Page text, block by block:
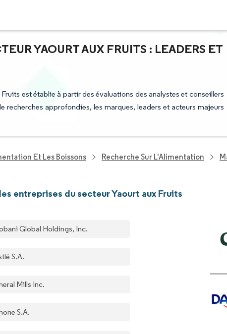
YAOURT AUX FRUITS : LEADERS ET
est établie à partir des évaluations des analystes et conseillers
approfondies, les marques, leaders et acteurs majeurs
Et Les Boissons Recherche Sur L'Alimentation
entreprises du secteur Yaourt aux Fruits
Global Holdings, Inc.
S.A.
Mills Inc.
S.A.